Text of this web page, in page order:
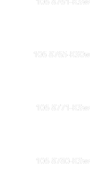
106 8765-
106 8771-
106 8780-